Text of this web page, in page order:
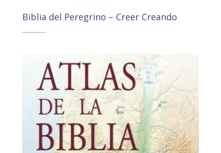
Biblia del Peregrino – Creer Creando
19,84€